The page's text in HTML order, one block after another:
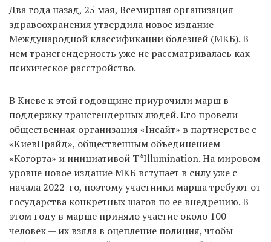
EN
UA
Два года назад, 25 мая, Всемирная организация
здравоохранения утвердила новое издание
Международной классификации болезней (МКБ). В
нем трансгендерность уже не рассматривалась как
психическое расстройство.
В Киеве к этой годовщине приурочили марш в
поддержку трансгендерных людей. Его провели
общественная организация «Інсайт» в партнерстве с
«КиевПрайд», общественным объединением
«Когорта» и инициативой T*Illumination. На мировом
уровне новое издание МКБ вступает в силу уже с
начала 2022-го, поэтому участники марша требуют от
государства конкретных шагов по ее внедрению. В
этом году в марше приняло участие около 100
человек — их взяла в оцепление полиция, чтобы